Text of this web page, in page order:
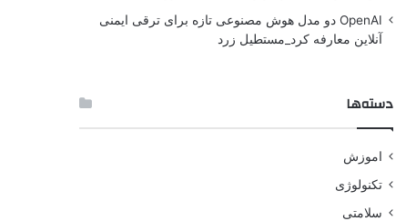
OpenAI دو مدل هوش مصنوعی تازه برای ترقی ایمنی
آنلاین معارفه کرد_مستطیل زرد
دسته‌ها
اموزش
تکنولوژی
سلامتی